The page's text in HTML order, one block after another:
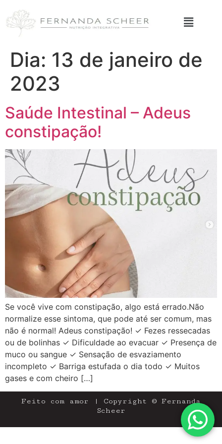
Dia: 13 de janeiro de
2023
Saúde Intestinal – Adeus
constipação!
Se você vive com constipação, algo está errado.Não
normalize esse sintoma, que pode até ser comum, mas
não é normal! Adeus constipação! ✓ Fezes ressecadas
ou de bolinhas ✓ Dificuldade ao evacuar ✓ Presença de
muco ou sangue ✓ Sensação de esvaziamento
incompleto ✓ Barriga estufada o dia todo ✓ Muitos
gases e com cheiro […]
Feito com amor | Copyright © Fernanda
Scheer